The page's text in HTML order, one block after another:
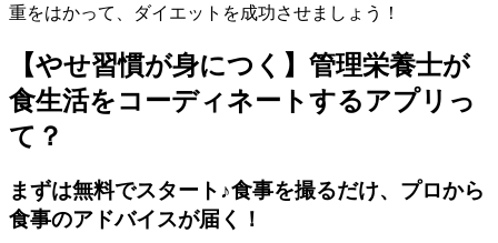
重をはかって、ダイエットを成功させましょう！
【やせ習慣が身につく】管理栄養士が
食生活をコーディネートするアプリっ
て？
まずは無料でスタート♪食事を撮るだけ、プロから
食事のアドバイスが届く！